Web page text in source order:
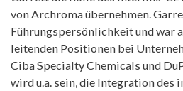
von Archroma übernehmen.
Führungspersönlichkeit und war
leitenden Positionen bei
Ciba Specialty Chemicals und
wird u.a. sein, die Integration des